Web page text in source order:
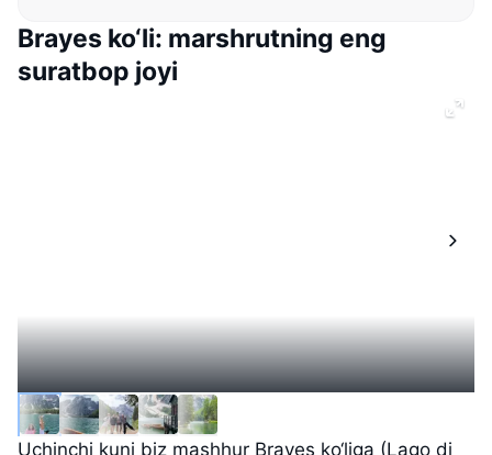
Brayes ko‘li: marshrutning eng
suratbop joyi
Uchinchi kuni biz mashhur Brayes ko‘liga (Lago di